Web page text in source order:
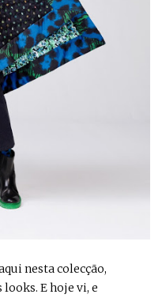
nesta colecção,
E hoje vi, e